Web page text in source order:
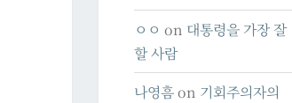
ㅇㅇ on 대통령을 가장 잘
할 사람
나영흠on 기회주의자의